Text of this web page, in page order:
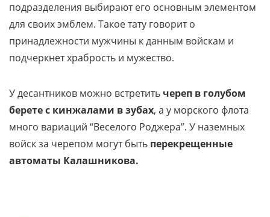
подразделения выбирают его основным элементом
для своих эмблем. Такое тату говорит о
принадлежности мужчины к данным войскам и
подчеркнет храбрость и мужество.
У десантников можно встретить череп в голубом
берете с кинжалами в зубах, а у морского флота
много вариаций “Веселого Роджера”. У наземных
войск за черепом могут быть перекрещенные
автоматы Калашникова.